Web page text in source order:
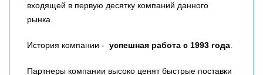
входящей в первую десятку компаний данного
рынка.
История компании - успешная работа с 1993 года.
Партнеры компании высоко ценят быстрые поставки